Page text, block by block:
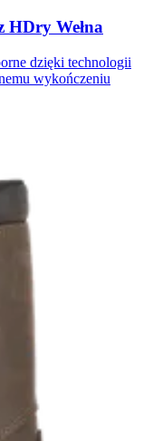
HDry Wełna
dzięki technologii
wykończeniu